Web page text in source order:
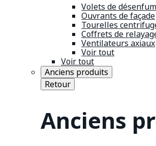
Volets de
Ouvrants de façade
Tourelles
Coffrets de
Ventilateurs axiaux
Voir tout
Voir tout
Anciens produits
Retour
Anciens